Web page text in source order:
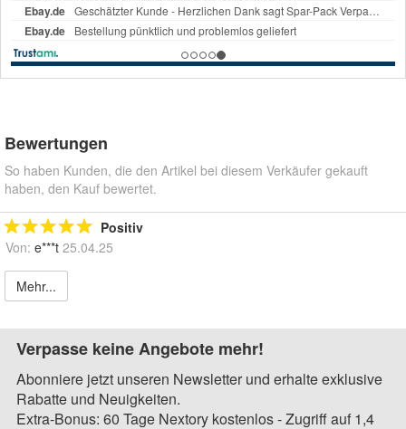
Bewertungen
So haben Kunden, die den Artikel bei diesem Verkäufer gekauft
haben, den Kauf bewertet.
Positiv
Von: e***t 25.04.25
Mehr...
Verpasse keine Angebote mehr!
Abonniere jetzt unseren Newsletter und erhalte exklusive
Rabatte und Neuigkeiten.
Extra-Bonus: 60 Tage Nextory kostenlos - Zugriff auf 1,4